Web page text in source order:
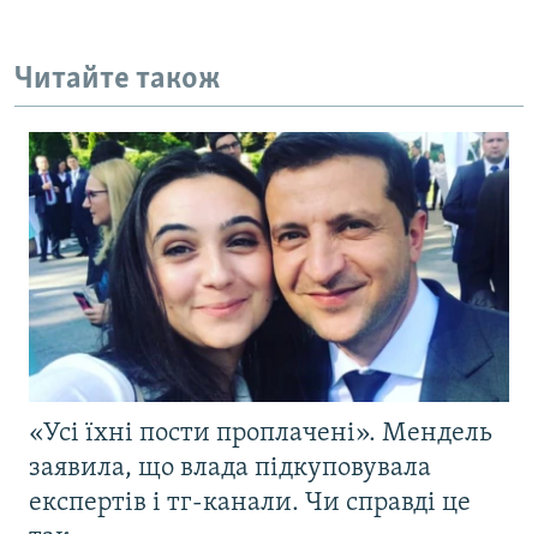
Читайте також
«Усі їхні пости проплачені». Мендель
заявила, що влада підкуповувала
експертів і тг-канали. Чи справді це